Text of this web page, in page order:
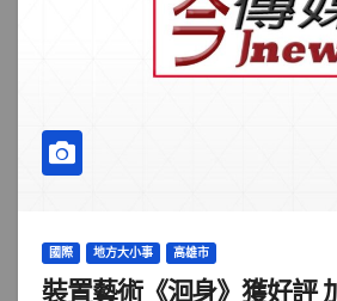
國際 地方大小事 高雄市
裝置藝術《洄身》獲好評